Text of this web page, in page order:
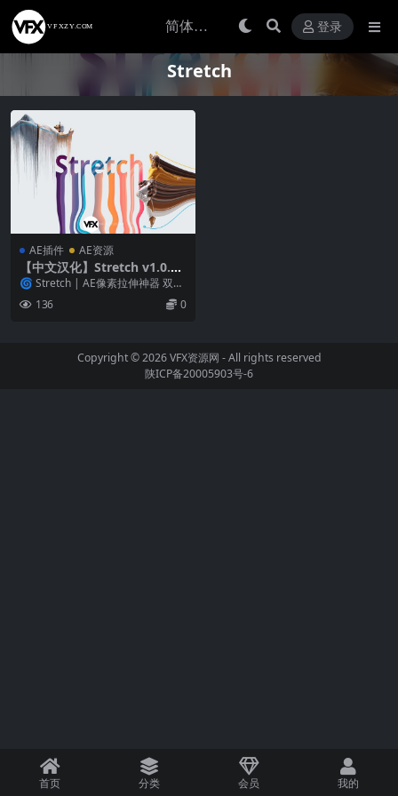
登录
Stretch
AE插件 AE资源
【中文汉化】Stretch v1.0.2
Win/Mac AE画面像素拉伸变
形拖尾视觉特效插件
🌀 Stretch | AE像素拉伸神器 双蒙
136 0
Copyright © 2026VFX资源网 - All rights reserved
陕ICP备20005903号-6
首页 分类 会员 我的